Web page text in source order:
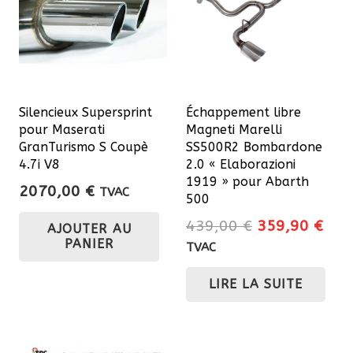
Silencieux Supersprint
pour Maserati
GranTurismo S Coupè
4.7i V8
2070,00 € TVAC
AJOUTER AU
PANIER
Échappement libre
Magneti Marelli
SS500R2 Bombardone
2.0 « Elaborazioni
1919 » pour Abarth
500
439,00€ Le
était :
359,90 €Le
TVAC
LIRE LA SUITE